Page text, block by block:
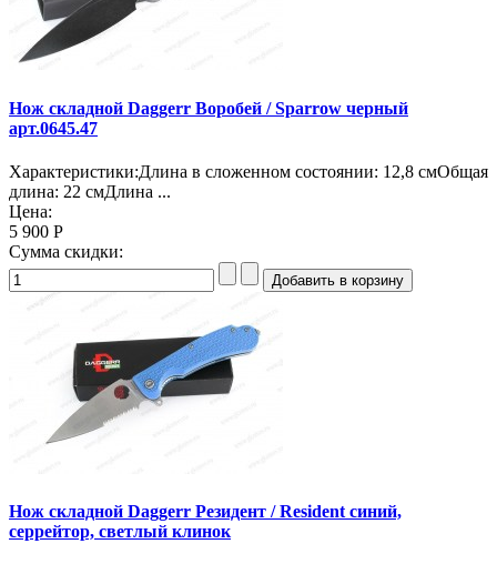
Нож складной Daggerr Воробей / Sparrow черный
арт.0645.47
Характеристики:Длина в сложенном состоянии: 12,8 смОбщая
длина: 22 смДлина ...
Цена:
5 900 Р
Сумма скидки:
Нож складной Daggerr Резидент / Resident синий,
серрейтор, светлый клинок